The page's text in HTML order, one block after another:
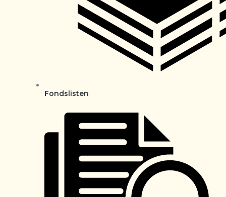
Fondslisten